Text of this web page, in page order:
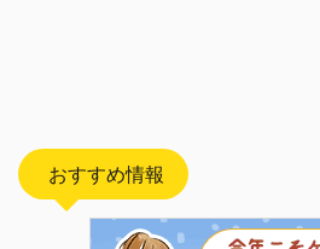
おすすめ情報